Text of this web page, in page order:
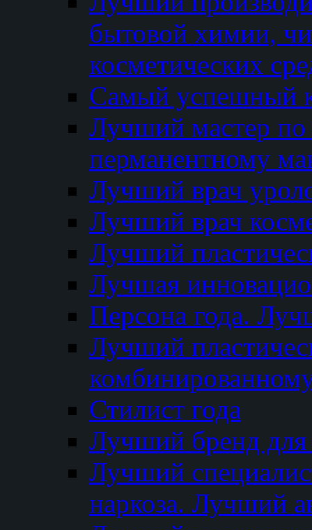
бытовой химии,
косметических
Самый успешный
Лучший мастер по
перманентному
Лучший врач
Лучший врач
Лучший
Лучшая
Персона года.
Лучший
Стилист года
Лучший бренд
Лучший
наркоза. Лучший